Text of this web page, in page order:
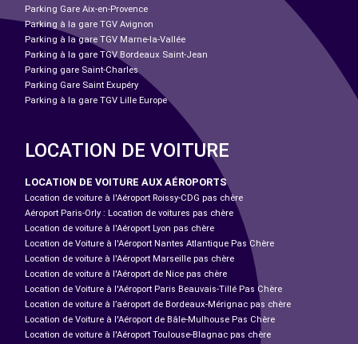
Parking Gare Aix-en-Provence
Parking à la gare TGV Avignon
Parking à la gare TGV Marne-la-Vallée
Parking à la gare TGV Bordeaux Saint-Jean
Parking gare Saint-Charles
Parking Gare Saint Exupéry
Parking à la gare TGV Lille Europe
LOCATION DE VOITURE
LOCATION DE VOITURE AUX AÉROPORTS
Location de voiture à l'Aéroport Roissy-CDG pas chère
Aéroport Paris-Orly : Location de voitures pas chère
Location de voiture à l'Aéroport Lyon pas chère
Location de Voiture à l'Aéroport Nantes Atlantique Pas Chère
Location de voiture à l'Aéroport Marseille pas chère
Location de voiture à l'Aéroport de Nice pas chère
Location de Voiture à l'Aéroport Paris Beauvais-Tillé Pas Chère
Location de voiture à l’aéroport de Bordeaux-Mérignac pas chère
Location de Voiture à l'Aéroport de Bâle-Mulhouse Pas Chère
Location de voiture à l'Aéroport Toulouse-Blagnac pas chère